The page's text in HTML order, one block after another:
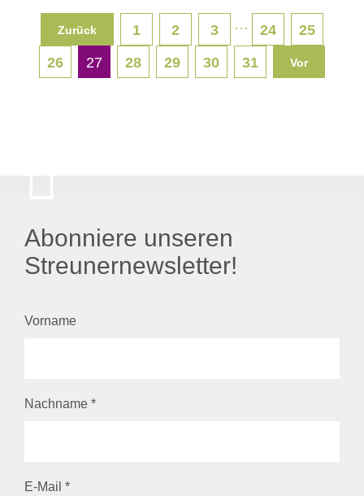
Zurück 1 2 3 ··· 24
25
26
27 28 29 30 31 Vor
Abonniere unseren
Streunernewsletter!
Vorname
Nachname *
E-Mail *